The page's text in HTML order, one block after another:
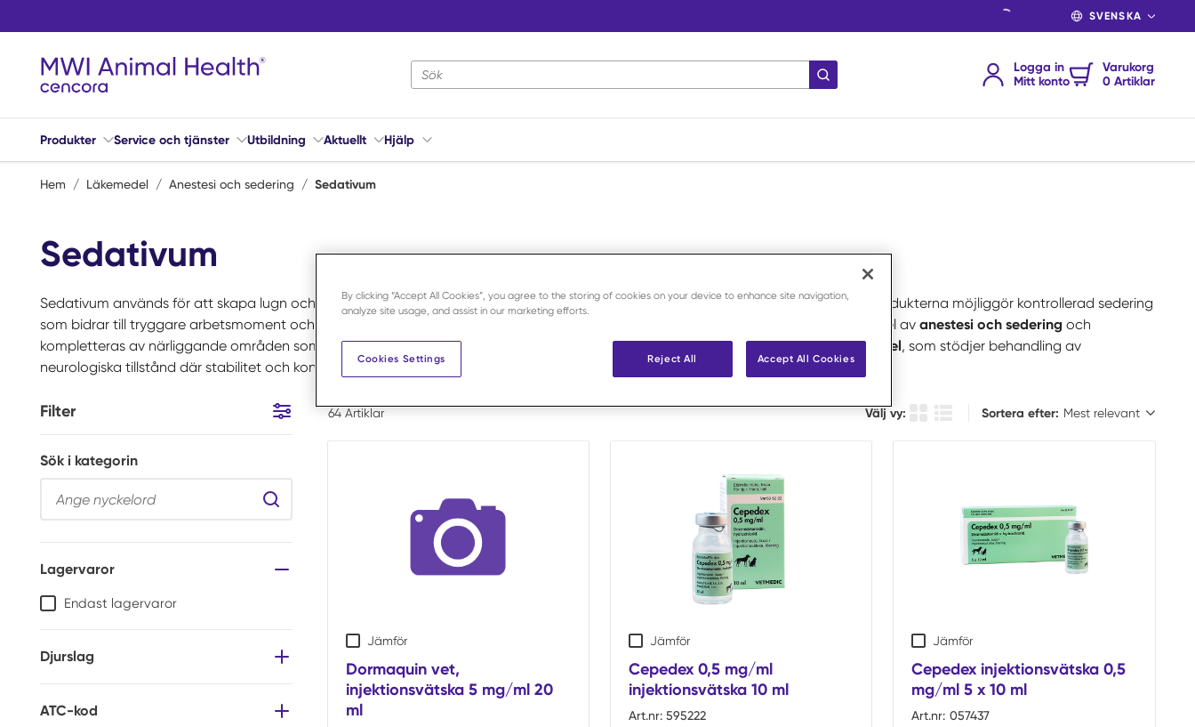
SPRÅK
Webbplatsens sökning
Skicka sökning
Logga in
Mitt konto
Varukorg
0 Artiklar
Produkter Service och tjänster Utbildning Aktuellt Hjälp
Hem / Läkemedel / Anestesi och sedering / Sedativum
Sedativum
Sedativum används för att skapa lugn och minska stress vid undersökningar, behandlingar och hantering av djur i klinisk vardag. Produkterna möjliggör kontrollerad sedering
som bidrar till tryggare arbetsmoment och bättre förutsättningar för både personal och patient. Kategorin sedativum är en viktig del av anestesi och sedering och
kompletteras av närliggande områden som
allmänanestetika, vilka används vid mer omfattande ingrepp, samtantikonvulsiva medel, som stödjer behandling av
neurologiska tillstånd där stabilitet och kontroll är avgörande. Sortimentet är anpassat för professionell och säker användning i klinik.
Filter Hoppa till resultat
Sök i kategorin
Sök i kategorin
Lagervaror
Endast lagervaror
Djurslag
ATC-kod
64Artiklar Välj vy: Produkt rutsikt
Produktlista
Sortera efter:
Sortera efter:
Jämför
Dormaquin vet,
injektionsvätska 5 mg/ml 20
ml
Jämför
Cepedex 0,5 mg/ml
injektionsvätska 10 ml
Art.nr: 595222
Jämför
Cepedex injektionsvätska 0,5
mg/ml 5 x 10 ml
Art.nr: 057437
By clicking “Accept All Cookies”, you agree to the storing of cookies on your device to enhance site navigation,
analyze site usage, and assist in our marketing efforts.
Reject All Accept All Cookies
Cookies Settings